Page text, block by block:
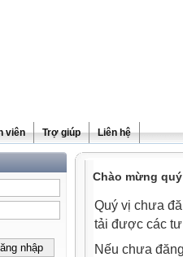
viên Trợ giúp Liên hệ
Chào mừng
Quý vị chưa
tải được các
Nếu chưa